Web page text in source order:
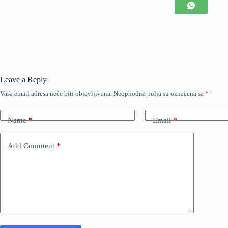
Leave a Reply
Vaša email adresa neće biti objavljivana. Neophodna polja su označena sa *
Name* Email*
Add Comment *